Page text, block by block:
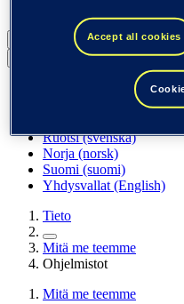
Suomi (suomi)
Back to menu
Globaali (English)
DACH (Deutsch)
Ruotsi (svenska)
Norja (norsk)
Suomi (suomi)
Yhdysvallat (English)
Tieto
Mitä me teemme
Ohjelmistot
Mitä me teemme
Accept all cookies